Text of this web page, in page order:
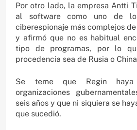
Por otro lado, la empresa Antti
al software como uno de
ciberespionaje más complejos
y afirmó que no es habitual
tipo de programas, por lo
procedencia sea de Rusia o
Se teme que Regin haya
organizaciones
seis años y que ni siquiera se
que sucedió.